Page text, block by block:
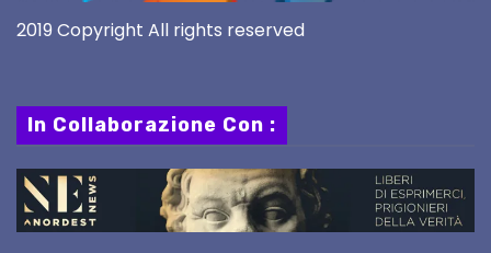
2019 Copyright All rights reserved
In Collaborazione Con :